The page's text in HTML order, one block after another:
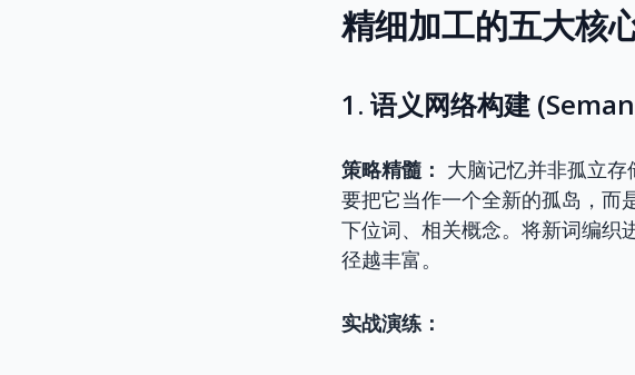
精细加工的五大核
1. 语义网络构建
策略精髓：
大脑记忆并非孤立
要把它当作一个全新的孤岛，
下位词、相关概念。将新词编织
径越丰富。
实战演练：